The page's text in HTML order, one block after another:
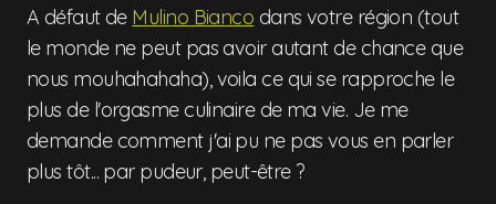
A défaut de Mulino Bianco dans votre région (tout
le monde ne peut pas avoir autant de chance que
nous mouhahahaha), voila ce qui se rapproche le
plus de l'orgasme culinaire de ma vie. Je me
demande comment j'ai pu ne pas vous en parler
plus tôt... par pudeur, peut-être ?